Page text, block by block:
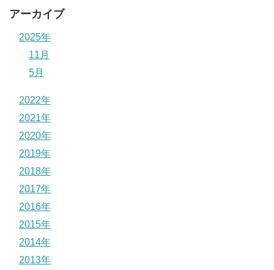
アーカイブ
2025年
11月
5月
2022年
2021年
2020年
2019年
2018年
2017年
2016年
2015年
2014年
2013年